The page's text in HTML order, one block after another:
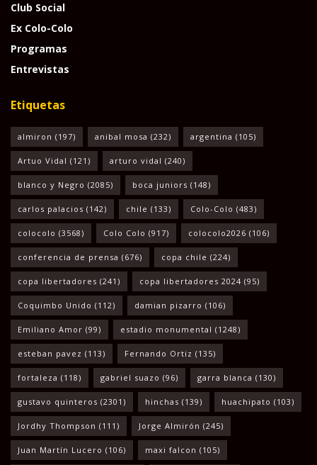
Club Social
Ex Colo-Colo
Programas
Entrevistas
Etiquetas
almiron (197) anibal mosa (232) argentina (105)
Artuo Vidal (121) arturo vidal (240)
blanco y Negro (2085) boca juniors (148)
carlos palacios (142) chile (133) Colo-Colo (483)
colocolo (3568) Colo Colo (917) colocolo2026 (106)
conferencia de prensa (676) copa chile (224)
copa libertadores (241) copa libertadores 2024 (95)
Coquimbo Unido (112) damian pizarro (106)
Emiliano Amor (99) estadio monumental (1248)
esteban pavez (113) Fernando Ortiz (135)
fortaleza (118) gabriel suazo (96) garra blanca (130)
gustavo quinteros (2301) hinchas (139) huachipato (103)
Jordhy Thompson (111) Jorge Almirón (245)
Juan Martín Lucero (106) maxi falcon (105)